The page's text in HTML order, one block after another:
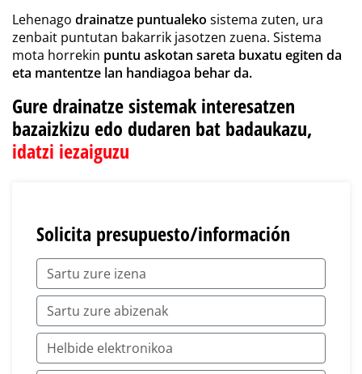
Lehenago drainatze puntualeko sistema zuten, ura
zenbait puntutan bakarrik jasotzen zuena. Sistema
mota horrekin puntu askotan sareta buxatu egiten da
eta mantentze lan handiagoa behar da.
Gure drainatze sistemak interesatzen
bazaizkizu edo dudaren bat badaukazu,
idatzi iezaiguzu
Solicita presupuesto/información